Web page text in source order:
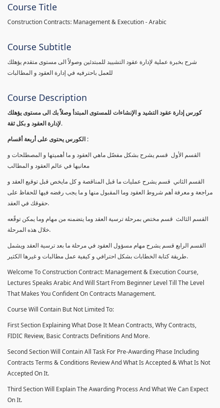
Course Title
Construction Contracts: Management & Execution - Arabic
Course Subtitle
شرح بخبرة عملية لإدارة عقود التشييد للمبتدئين وصولاً الى مستوى متقدم يؤهلك
للعمل باحترفيه في إدارة العقود و المطالبات
Course Description
كورس إدارة عقود التشيد و الإنشاءات للمستوى المبتدأ وصلاً بك الى مستوى يؤهلك
لإدارة العقود و بكل ثقة.
الكورس يحتوى على أربعة أقسام :
القسم الأول قسم يشرح بشكل مفصّل ماهي العقود و ما أهميتها و المصطلحات و
معانيها في عالم العقود و المطالب
القسم الثاني قسم يشرح عمليات ما قبل المناقصة و كل مايخص قبل توقيع العقد و
مراجعة و معرفة أهم شروط العقود وما المقبول منها و ما يجب رفضه فيها للحفاظ على
حقوقك في العقد.
القسم الثالث قسم مختص بمرحلة ترسية العقد وما يتضمنه من مهام وما يمكن توقًعه
خلال هذه المرحلة.
القسم الرابع قسم يشرح مهام مسؤول العقود في مرحلة ما بعد ترسية العقد ويشمل
طريقة كتابة الخطابات بشكل احترافي و كيفية عمل مطالبات و غيرها الكثير.
Welcome To Construction Contract: Management & Execution Course,
Lectures Speaks Arabic And Will Start From Beginner Level Till The Level
That Makes You Confident On Contracts Management.
Course Will Contain But Not Limited To:
First Section Explaining What Dose It Mean Contracts, Why Contracts,
FIDIC Review, Basic Contracts Definitions And More.
Second Section Will Contain All Task For Pre-Awarding Phase Including
Contracts Terms & Conditions Review And What Is Accepted & What Is Not
Accepted On It.
Third Section Will Explain The Awarding Process And What We Can Expect
On It.